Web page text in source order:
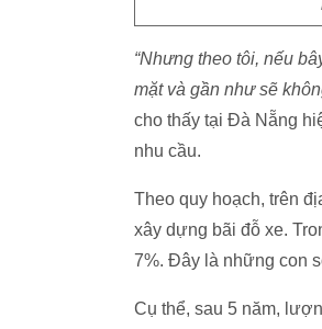
“Nhưng theo tôi, nếu
mặt và gần như sẽ
cho thấy tại Đà Nẵng
nhu cầu.
Theo quy hoạch, trên
xây dựng bãi đỗ xe.
7%. Đây là những con
Cụ thể, sau 5 năm,